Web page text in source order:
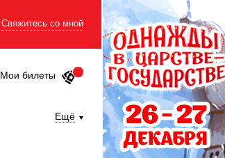
Свяжитесь со мной
Мои билеты
Ещё